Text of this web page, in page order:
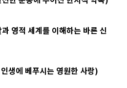
영적 세계를 이해하는 바른 신
생에 베푸시는 영원한 사랑)